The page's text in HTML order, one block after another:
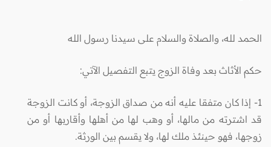
الحمد لله، والصلاة والسلام على سيدنا رسول الله
حكم الأثاث بعد وفاة الزوج يتبع التفصيل الآتي:
1- إذا كان متفقا عليه أنه من صداق الزوجة، أو كانت الزوجة
قد اشترته من مالها، أو وهب لها من أهلها وأقاربها أو من
زوجها، فهو حينئذ ملك لها، ولا يقسم بين الورثة.